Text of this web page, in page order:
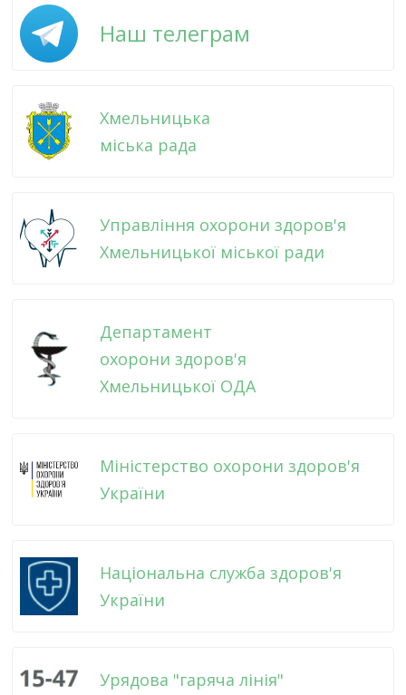
Наш телеграм
Хмельницька
міська рада
Управління охорони здоров'я
Хмельницької міської ради
Департамент
охорони здоров'я
Хмельницької ОДА
Міністерство охорони здоров'я
України
Національна служба здоров'я
України
Урядова "гаряча лінія"